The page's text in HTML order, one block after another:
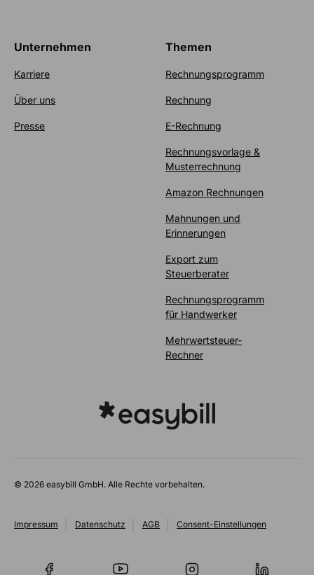
Unternehmen
Karriere
Über uns
Presse
Themen
Rechnungsprogramm
Rechnung
E-Rechnung
Rechnungsvorlage &
Musterrechnung
Amazon Rechnungen
Mahnungen und
Erinnerungen
Export zum
Steuerberater
Rechnungsprogramm
für Handwerker
Mehrwertsteuer-
Rechner
© 2026 easybill GmbH. Alle Rechte vorbehalten.
Impressum Datenschutz AGB Consent-Einstellungen